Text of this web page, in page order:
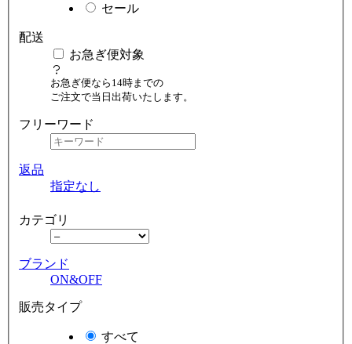
セール
配送
お急ぎ便対象
お急ぎ便なら14時までの
ご注文で当日出荷いたします。
フリーワード
返品
指定なし
カテゴリ
ブランド
ON&OFF
販売タイプ
すべて